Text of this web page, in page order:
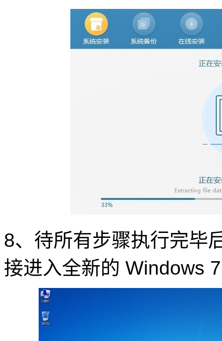
8、待所有步骤执行完毕
接进入全新的 Windows